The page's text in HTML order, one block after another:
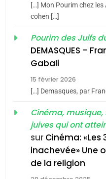
«Tu
[…] Mon Pourim chez
cohen […]
Pourim des Juifs
DEMASQUES –
Gabali
15 février 2026
[…] Demasques, par
Cinéma,
juives qui ont
sur Cinéma: «Les
inachevée» Une
de la religion
FRANCE
CE
JUDAISME